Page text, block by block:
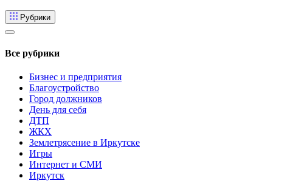
Рубрики
Все рубрики
Бизнес и предприятия
Благоустройство
Город должников
День для себя
ДТП
ЖКХ
Землетрясение в Иркутске
Игры
Интернет и СМИ
Иркутск